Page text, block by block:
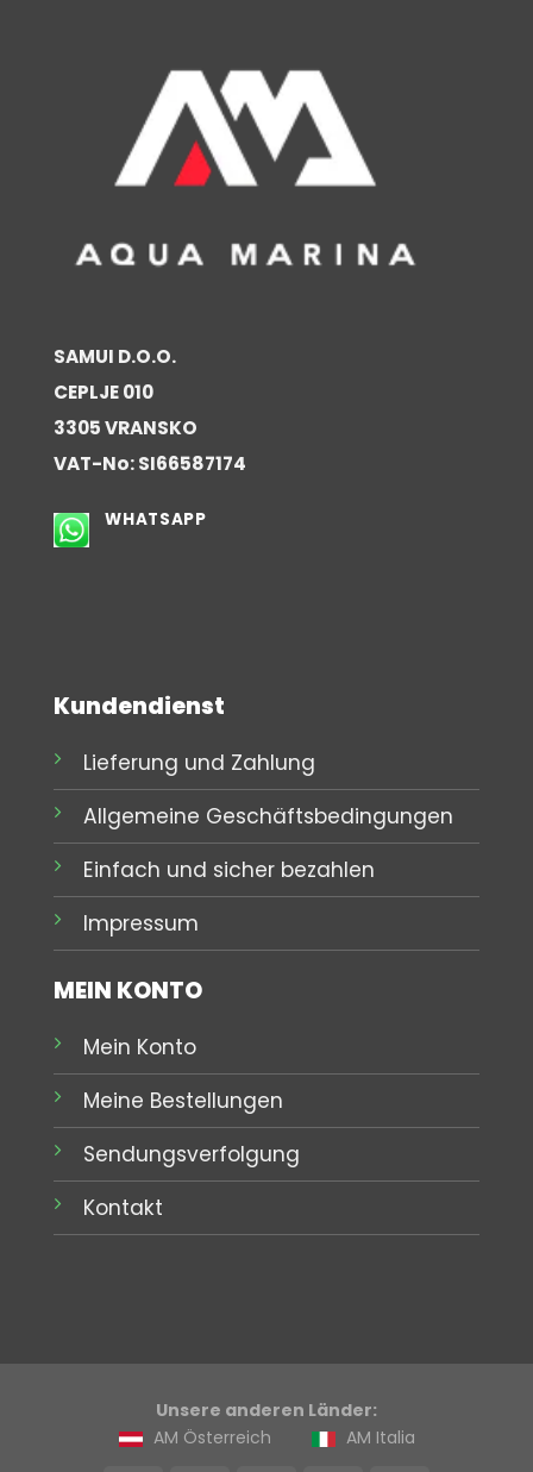
SAMUI D.O.O.
CEPLJE 010
3305 VRANSKO
VAT-No: SI66587174
WHATSAPP
Kundendienst
Lieferung und Zahlung
Allgemeine Geschäftsbedingungen
Einfach und sicher bezahlen
Impressum
MEIN KONTO
Mein Konto
Meine Bestellungen
Sendungsverfolgung
Kontakt
Unsere anderen Länder:
AM Österreich
AM Italia